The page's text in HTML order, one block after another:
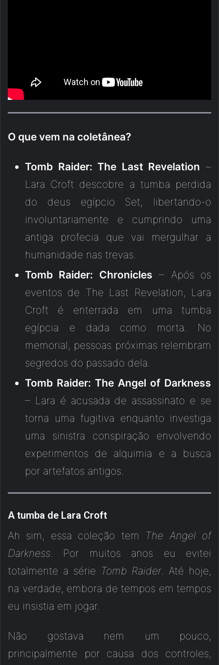
O que vem na coletânea?
Tomb Raider: The Last Revelation –
Lara Croft descobre a tumba perdida
do deus egípcio Set, libertando-o
involuntariamente e cumprindo uma
antiga profecia que vai mergulhar a
humanidade nas trevas.
Tomb Raider: Chronicles – Após os
eventos de The Last Revelation, Lara
Croft é enterrada em uma tumba
egípcia e dada como morta. No
memorial, pessoas próximas relembram
segredos do passado dela.
Tomb Raider: The Angel of Darkness
– Lara é acusada de assassinato e se
torna uma fugitiva enquanto investiga
uma sinistra conspiração envolvendo
experimentos de alquimia e a busca
por artefatos antigos.
A tumba de Lara Croft
Ah sim, essa coleção tem
The Angel of
Darkness. Por muitos anos eu evitei
totalmente a série Tomb Raider. Até hoje,
na verdade, embora de tempos em tempos
eu insistia em jogar.
Não gostava nem um pouco,
principalmente por causa dos controles,